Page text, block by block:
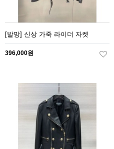
[발망] 신상 가죽 라이더 자켓
396,000원